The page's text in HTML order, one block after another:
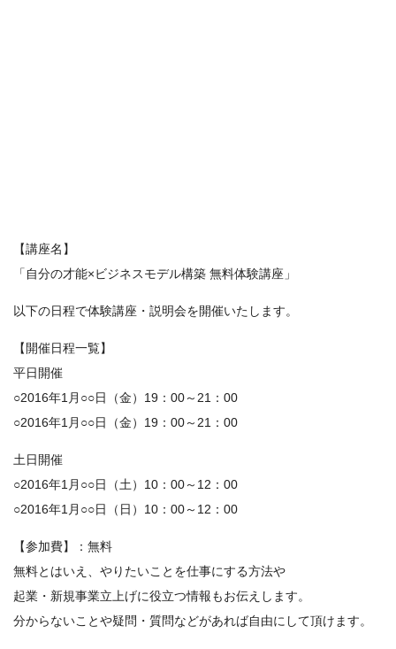
【講座名】
「自分の才能×ビジネスモデル構築 無料体験講座」
以下の日程で体験講座・説明会を開催いたします。
【開催日程一覧】
平日開催
○2016年1月○○日（金）19：00～21：00
○2016年1月○○日（金）19：00～21：00
土日開催
○2016年1月○○日（土）10：00～12：00
○2016年1月○○日（日）10：00～12：00
【参加費】：無料
無料とはいえ、やりたいことを仕事にする方法や
起業・新規事業立上げに役立つ情報もお伝えします。
分からないことや疑問・質問などがあれば自由にして頂けます。